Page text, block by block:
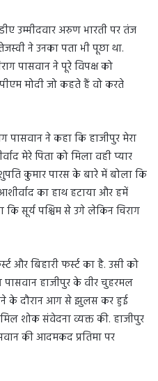
उम्मीदवार अरुण भारती पर तंज
ने उनका पता भी पूछा था.
पासवान ने पूरे विपक्ष को
पीएम मोदी जो कहते हैं वो करते
पासवान ने कहा कि हाजीपुर मेरा
मेरे पिता को मिला वही प्यार
कुमार पारस के बारे में बोला कि
का हाथ हटाया और हमें
कि सूर्य पश्चिम से उगे लेकिन चिराग
और बिहारी फर्स्ट का है. उसी को
हाजीपुर के वीर चुहरमल
के दौरान आग से झुलस कर हुई
शोक संवेदना व्यक्त की. हाजीपुर
की आदमकद प्रतिमा पर